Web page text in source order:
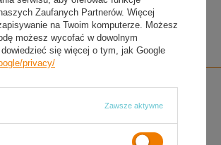
Zaufanych Partnerów. Więcej
na Twoim komputerze. Możesz
możesz wycofać w dowolnym
się więcej o tym, jak Google
privacy/
Zawsze aktywne